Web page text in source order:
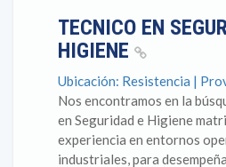
TECNICO EN
HIGIENE
Ubicación: Resistencia |
Nos encontramos en la
en Seguridad e Higiene
experiencia en entornos
industriales, para